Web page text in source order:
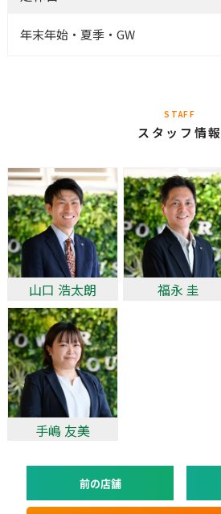
年末年始・夏季・GW
STAFF
スタッフ情報
山口 浩太朗 福永 圭
手嶋 友美
前の店舗